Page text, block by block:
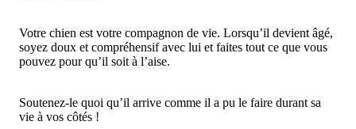
Votre chien est votre compagnon de vie. Lorsqu’il devient âgé,
soyez doux et compréhensif avec lui et faites tout ce que vous
pouvez pour qu’il soit à l’aise.
Soutenez-le quoi qu’il arrive comme il a pu le faire durant sa
vie à vos côtés !